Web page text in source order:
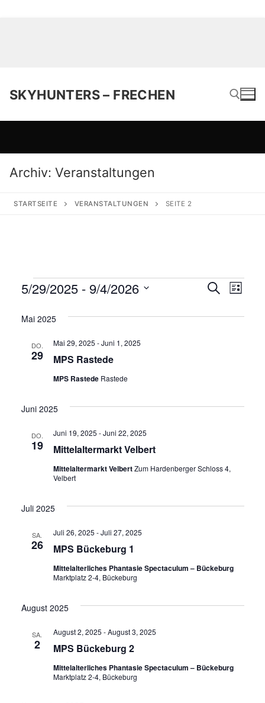
SKYHUNTERS – FRECHEN
Archiv: Veranstaltungen
STARTSEITE VERANSTALTUNGEN SEITE 2
Veranstaltungen
und
SucheListe
5/29/2025 - 9/4/2026
wählen.
Mai 2025
DO.
29 MPS Rastede
Mai 29, 2025 -Juni 1, 2025
MPS Rastede Rastede
Juni 2025
DO.
19 Mittelaltermarkt Velbert
Juni 19, 2025 -Juni 22, 2025
Mittelaltermarkt VelbertZum Hardenberger Schloss 4,
Velbert
Juli 2025
SA.
26 MPS Bückeburg 1
Juli 26, 2025 -Juli 27, 2025
Mittelalterliches Phantasie Spectaculum – Bückeburg
Marktplatz 2-4, Bückeburg
August 2025
SA.
2 MPS Bückeburg 2
August 2, 2025 -August 3, 2025
Mittelalterliches Phantasie Spectaculum – Bückeburg
Marktplatz 2-4, Bückeburg